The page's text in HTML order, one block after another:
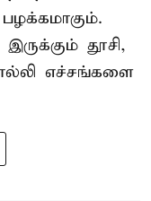
பழக்கமாகும்.
தூசி,
எச்சங்களை